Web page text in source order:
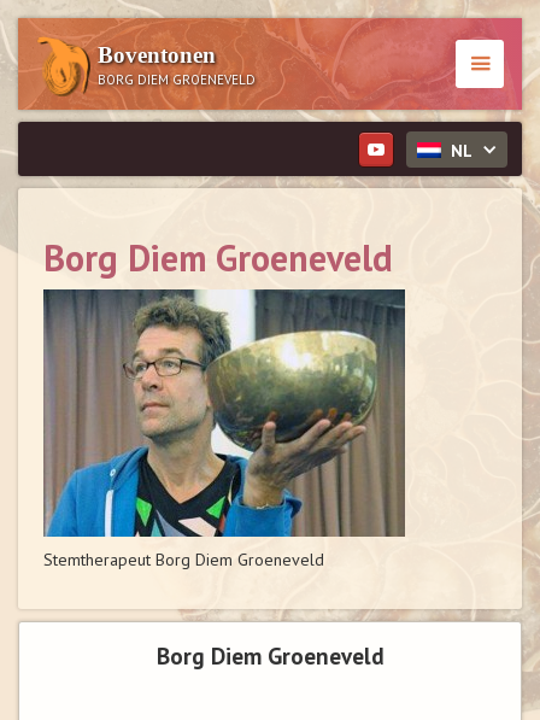
Boventonen
BORG DIEM GROENEVELD
NL
Borg Diem Groeneveld
Stemtherapeut Borg Diem Groeneveld
Borg Diem Groeneveld